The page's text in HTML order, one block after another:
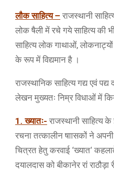
लौक साहित्य – राजस्थानी
लोक षैली में रचे गये साहित्य की
साहित्य लोक गाथाओं,
के रूप में विद्यमान है ।
राजस्थानिक साहित्य गद्य एवं
लेखन मुख्यतः निम्र विधाओं में
1. ख्यातः- राजस्थानी
रचना तत्कालीन षाासकों ने अपनी
चित्रत हेतु करवाई ‘ख्यात‘
दयालदास को बीकानेर रां राठौड़ा